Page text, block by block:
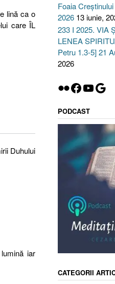
lină ca o
care ÎL
Duhului
iar
Foaia
2026 13 iunie,
233 I 2025. VIA
LENEA
Petru 1.3-5] 21
2026
Flickr
Facebook
PODCAST
CATEGORII